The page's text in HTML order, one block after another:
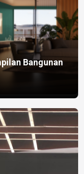
Bangunan